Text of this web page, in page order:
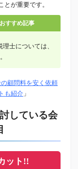
とが重要です。
すすめ記事
士については、
顧問料を安く依頼
も紹介 」
している会
ット!!